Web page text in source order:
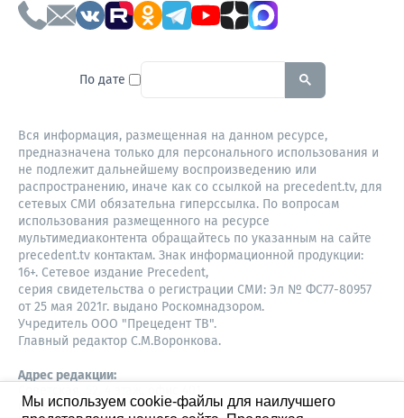
По дате To search this site, enter a
Вся информация, размещенная на данном ресурсе,
предназначена только для персонального использования и
не подлежит дальнейшему воспроизведению или
распространению, иначе как со ссылкой на precedent.tv, для
сетевых СМИ обязательна гиперссылка. По вопросам
использования размещенного на ресурсе
мультимедиаконтента обращайтесь по указанным на сайте
precedent.tv контактам. Знак информационной продукции:
16+. Сетевое издание Precedent,
серия свидетельства о регистрации СМИ: Эл № ФС77-80957
от 25 мая 2021г. выдано Роскомнадзором.
Учредитель ООО "Прецедент ТВ".
Главный редактор С.М.Воронкова.
Адрес редакции:
630087,
Мы используем cookie-файлы для наилучшего